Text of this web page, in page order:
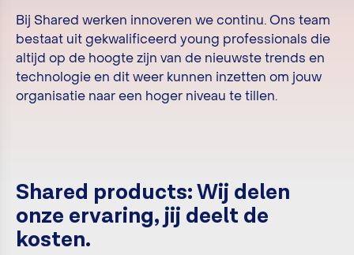
Bij Shared werken innoveren we continu. Ons team
bestaat uit gekwalificeerd young professionals die
altijd op de hoogte zijn van de nieuwste trends en
technologie en dit weer kunnen inzetten om jouw
organisatie naar een hoger niveau te tillen.
Shared products: Wij delen
onze ervaring, jij deelt de
kosten.